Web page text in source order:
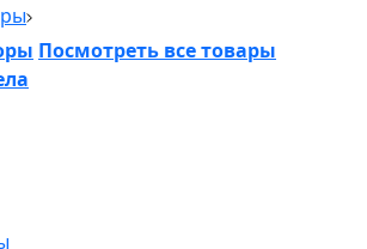
Посмотреть все товары